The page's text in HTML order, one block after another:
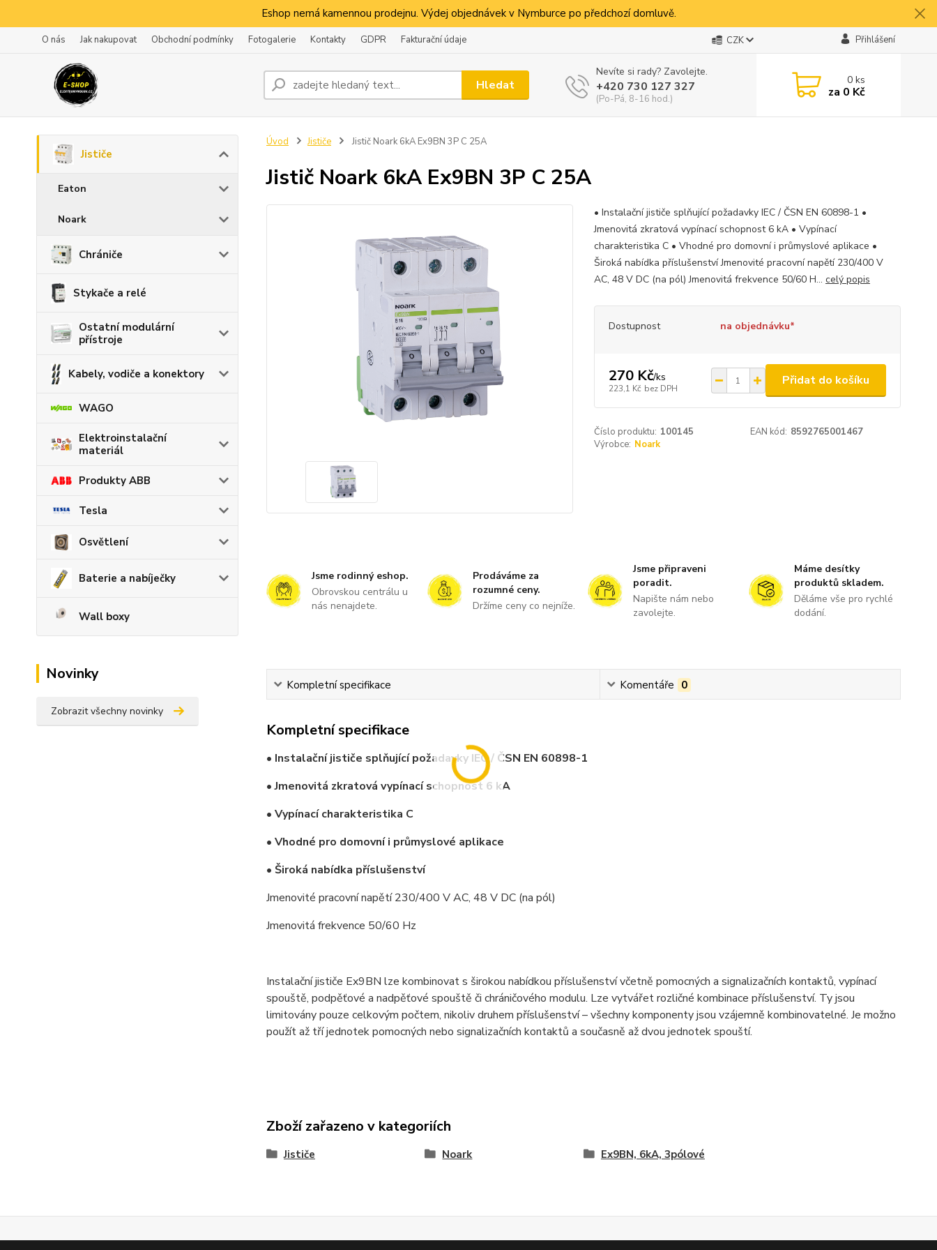
Eshop nemá kamennou prodejnu. Výdej objednávek v Nymburce po předchozí domluvě.
O nás Jak nakupovat Obchodní podmínky Fotogalerie Kontakty GDPR Fakturační údaje CZK Přihlášení
Hledat
Nevíte si rady? Zavolejte.
+420 730 127 327
(Po-Pá, 8-16 hod.)
0ks
za 0 Kč
Jističe
Eaton
Noark
Chrániče
Stykače a relé
Ostatní modulární
přístroje
Kabely, vodiče a konektory
WAGO
Elektroinstalační
materiál
Produkty ABB
Tesla
Osvětlení
Baterie a nabíječky
Wall boxy
Novinky
Zobrazit všechny novinky
Úvod Jističe Jistič Noark 6kA Ex9BN 3P C 25A
Jistič Noark 6kA Ex9BN 3P C 25A
• Instalační jističe splňující požadavky IEC / ČSN EN 60898-1 •
Jmenovitá zkratová vypínací schopnost 6 kA • Vypínací
charakteristika C • Vhodné pro domovní i průmyslové aplikace •
Široká nabídka příslušenství Jmenovité pracovní napětí 230/400 V
AC, 48 V DC (na pól) Jmenovitá frekvence 50/60 H... celý popis
Dostupnost na objednávku*
270 Kč/ks
223,1 Kč bez DPH
Přidat do košíku
Číslo produktu: 100145 EAN kód: 8592765001467
Výrobce: Noark
Jsme rodinný eshop.
Obrovskou centrálu u
nás nenajdete.
Prodáváme za
rozumné ceny.
Držíme ceny co nejníže.
Jsme připraveni
poradit.
Napište nám nebo
zavolejte.
Máme desítky
produktů skladem.
Děláme vše pro rychlé
dodání.
Kompletní specifikace Komentáře 0
Kompletní specifikace
• Instalační jističe splňující požadavky IEC / ČSN EN 60898-1
• Jmenovitá zkratová vypínací schopnost 6 kA
• Vypínací charakteristika C
• Vhodné pro domovní i průmyslové aplikace
• Široká nabídka příslušenství
Jmenovité pracovní napětí 230/400 V AC, 48 V DC (na pól)
Jmenovitá frekvence 50/60 Hz
Instalační jističe Ex9BN lze kombinovat s širokou nabídkou příslušenství včetně pomocných a signalizačních kontaktů, vypínací
spouště, podpěťové a nadpěťové spouště či chráničového modulu. Lze vytvářet rozličné kombinace příslušenství. Ty jsou
limitovány pouze celkovým počtem, nikoliv druhem příslušenství – všechny komponenty jsou vzájemně kombinovatelné. Je možno
použít až tří jednotek pomocných nebo signalizačních kontaktů a současně až dvou jednotek spouští.
Zboží zařazeno v kategoriích
Jističe Noark Ex9BN, 6kA, 3pólové